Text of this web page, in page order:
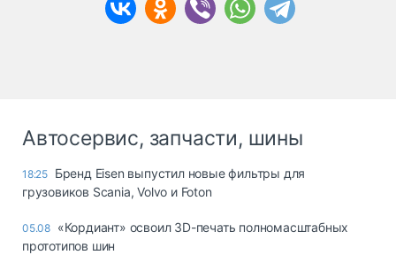
Автосервис, запчасти, шины
18:25 Бренд Eisen выпустил новые фильтры для
грузовиков Scania, Volvo и Foton
05.08 «Кордиант» освоил 3D-печать полномасштабных
прототипов шин